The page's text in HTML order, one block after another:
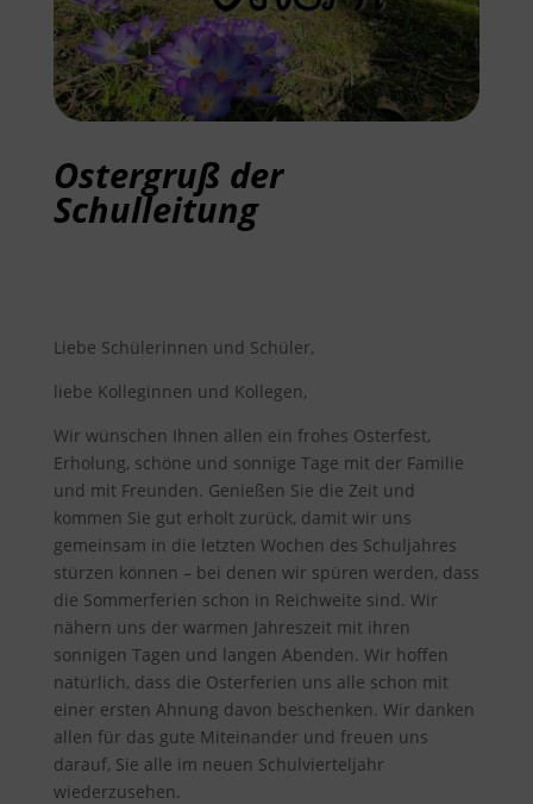
Ostergruß der
Schulleitung
Liebe Schülerinnen und Schüler,
liebe Kolleginnen und Kollegen,
Wir wünschen Ihnen allen ein frohes Osterfest,
Erholung, schöne und sonnige Tage mit der Familie
und mit Freunden. Genießen Sie die Zeit und
kommen Sie gut erholt zurück, damit wir uns
gemeinsam in die letzten Wochen des Schuljahres
stürzen können – bei denen wir spüren werden, dass
die Sommerferien schon in Reichweite sind. Wir
nähern uns der warmen Jahreszeit mit ihren
sonnigen Tagen und langen Abenden. Wir hoffen
natürlich, dass die Osterferien uns alle schon mit
einer ersten Ahnung davon beschenken. Wir danken
allen für das gute Miteinander und freuen uns
darauf, Sie alle im neuen Schulvierteljahr
wiederzusehen.